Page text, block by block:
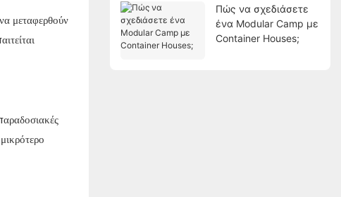
μεταφερθούν
Πώς να σχεδιάσετε
ένα Modular Camp με
Container Houses;